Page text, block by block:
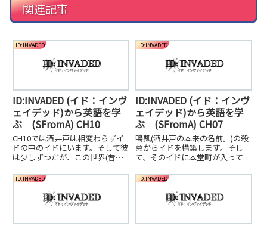
関連記事
ID:INVADED
ID:INVADED (イド：インヴ
ェイデッド)から英語を学
ぶ (SFromA) CH10
CH10では酒井戸は相変わらずイ
ドの中のイドにいます。そして彼
は少しずつだが、この世界(昔の
く。そこの世界で酒井戸(ここで
は鳴瓢)は未然に多くの連続殺人
者を駆除してきた。そして飛鳥井
木記の秘密が少しずつわかってく
ID:INVADED
ID:INVADED (イド：インヴ
ェイデッド)から英語を学
ぶ (SFromA) CH07
鳴瓢(酒井戸の本来の名前。)の殺
意からイドを構築します。そし
て、そのイドに本堂町が入ってい
ちる。そして、本堂町は違和感に
きずく。
ID:INVADED ID:INVADED